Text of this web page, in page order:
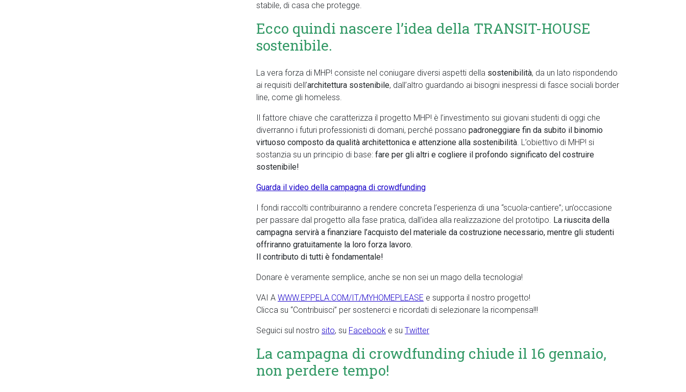
stabile, di casa che protegge.
Ecco quindi nascere l’idea della TRANSIT-HOUSE
sostenibile.
La vera forza di MHP! consiste nel coniugare diversi aspetti della sostenibilità, da un lato rispondendo
ai requisiti dell’architettura sostenibile, dall’altro guardando ai bisogni inespressi di fasce sociali border
line, come gli homeless.
Il fattore chiave che caratterizza il progetto MHP! è l’investimento sui giovani studenti di oggi che
diverranno i futuri professionisti di domani, perché possano padroneggiare fin da subito il binomio
virtuoso composto da qualità architettonica e attenzione alla sostenibilità. L’obiettivo di MHP! si
sostanzia su un principio di base: fare per gli altri e cogliere il profondo significato del costruire
sostenibile!
Guarda il video della campagna di crowdfunding
I fondi raccolti contribuiranno a rendere concreta l’esperienza di una “scuola-cantiere”; un’occasione
per passare dal progetto alla fase pratica, dall’idea alla realizzazione del prototipo. La riuscita della
campagna servirà a finanziare l’acquisto del materiale da costruzione necessario, mentre gli studenti
offriranno gratuitamente la loro forza lavoro.
Il contributo di tutti è fondamentale!
Donare è veramente semplice, anche se non sei un mago della tecnologia!
VAI A WWW.EPPELA.COM/IT/MYHOMEPLEASE e supporta il nostro progetto!
Clicca su “Contribuisci” per sostenerci e ricordati di selezionare la ricompensa!!!
Seguici sul nostro sito, su Facebook e su Twitter
La campagna di crowdfunding chiude il 16 gennaio,
non perdere tempo!